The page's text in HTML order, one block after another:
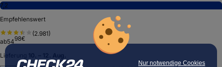
Nur notwendige Cookies
7,2
Empfehlenswert
(2.981)
ab5498€
Lieferung